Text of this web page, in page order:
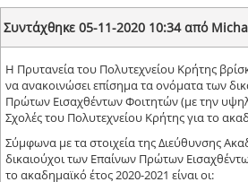
Συντάχθηκε 05-11-2020 10:34 από
Η Πρυτανεία του Πολυτεχνείου Κρήτης
να ανακοινώσει επίσημα τα ονόματα των
Πρώτων Εισαχθέντων Φοιτητών (με την
Σχολές του Πολυτεχνείου Κρήτης για το
Σύμφωνα με τα στοιχεία της Διεύθυνσης
δικαιούχοι των Επαίνων Πρώτων
το ακαδημαϊκό έτος 2020-2021 είναι οι: